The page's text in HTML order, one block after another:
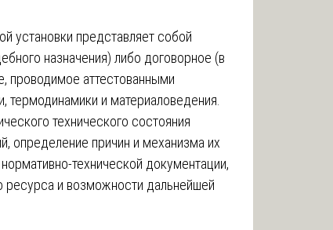
установки представляет собой
назначения) либо договорное (в
проводимое аттестованными
термодинамики и материаловедения.
технического состояния
определение причин и механизма их
технической документации,
ресурса и возможности дальнейшей